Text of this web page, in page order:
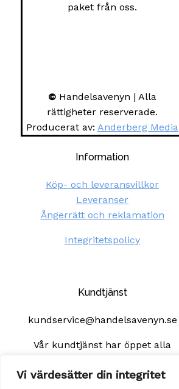
Vi värdesätter din integritet
paket från oss.
© Handelsavenyn | Alla
rättigheter reserverade.
Producerat av: Anderberg Media
Information
Köp- och leveransvillkor
Leveranser
Ångerrätt och reklamation
Integritetspolicy
Kundtjänst
kundservice@handelsavenyn.se
Vår kundtjänst har öppet alla
frågor så fort som möjligt, senast